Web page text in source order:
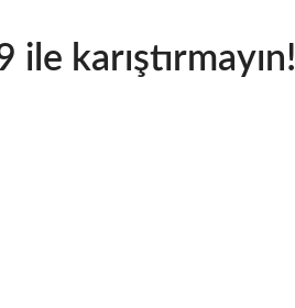
ile karıştırmayın!